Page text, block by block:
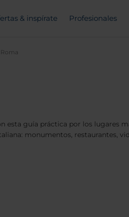
& inspírate Profesionales
Roma
esta guía práctica por los lugares
monumentos, restaurantes,